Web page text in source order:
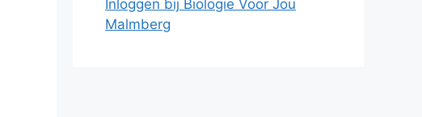
Inloggen bij Biologie Voor Jou
Malmberg